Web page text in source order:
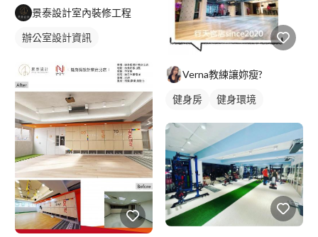
合約內容項目有依據。 Q:付款方式 A:報價雙方議價完成後，付訂
金1成合約 工程約簽約訂金3成,油漆進場完成5成 驗收簽章1成。
Q:你們服務地區有那些? A:1.台北市:大安區 信義區 中山區 萬華區
2.新北市:新莊區 樹林區 永和區 中和區 板橋區 3.台中市:西區 北區
西屯區 4.桃園市桃園區
景泰設計室內裝修工程
辦公室設計資訊
Verna教練讓妳瘦?
健身房 健身環境